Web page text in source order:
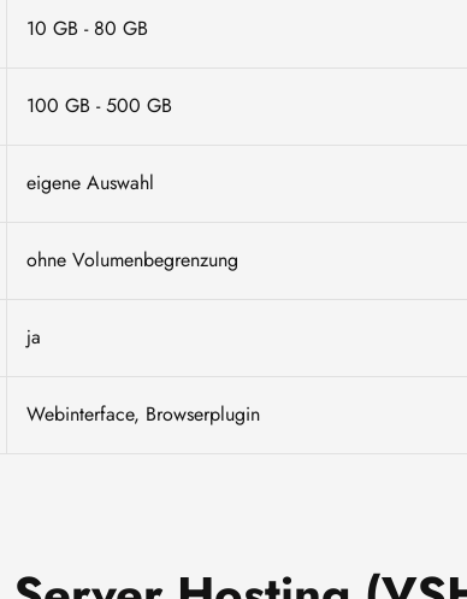
10 GB - 80 GB
100 GB - 500 GB
eigene Auswahl
ohne Volumenbegrenzung
ja
Webinterface, Browserplugin